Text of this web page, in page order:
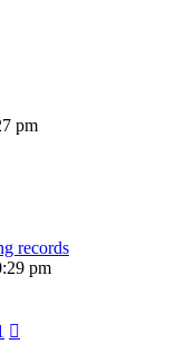
pm
records
pm